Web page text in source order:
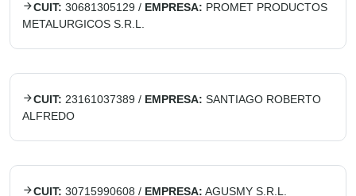
CUIT: 30681305129 / EMPRESA: PROMET PRODUCTOS
METALURGICOS S.R.L.
CUIT: 23161037389 / EMPRESA: SANTIAGO ROBERTO
ALFREDO
CUIT: 30715990608 / EMPRESA: AGUSMY S.R.L.